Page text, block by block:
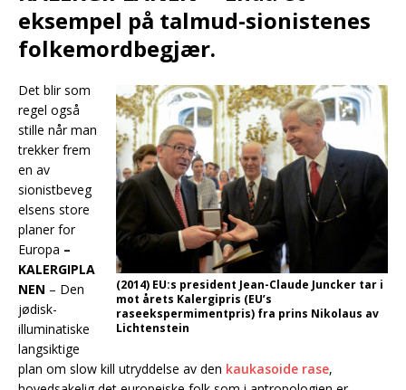
eksempel på talmud-sionistenes
folkemordbegjær.
(2014) EU:s president Jean-Claude Juncker tar i
mot årets Kalergipris (EU’s
raseekspermimentpris) fra prins Nikolaus av
Lichtenstein
Det blir som
regel også
stille når man
trekker frem
en av
sionistbeveg
elsens store
planer for
Europa –
KALERGIPLA
NEN – Den
jødisk-
illuminatiske
langsiktige
plan om slow kill utryddelse av den kaukasoide rase,